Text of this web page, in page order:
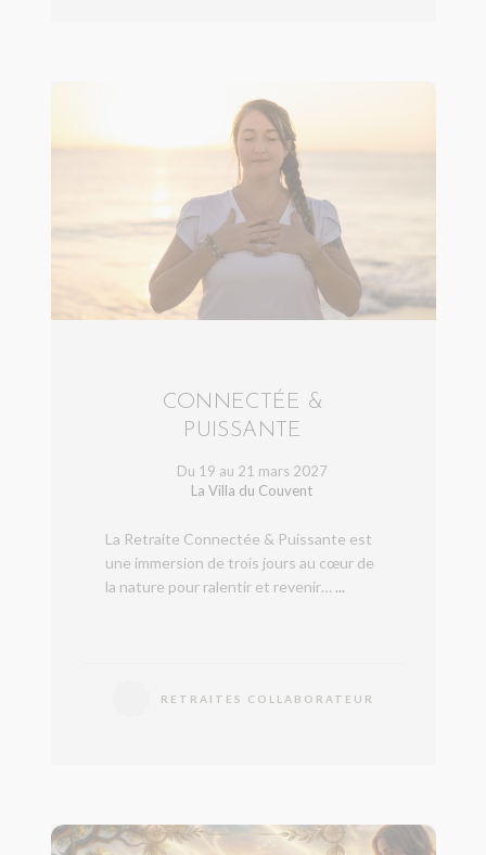
CONNECTÉE &
PUISSANTE
Du 19 au 21 mars 2027
La Villa du Couvent
La Retraite Connectée & Puissante est
une immersion de trois jours au cœur de
la nature pour ralentir et revenir… ...
RETRAITES COLLABORATEUR